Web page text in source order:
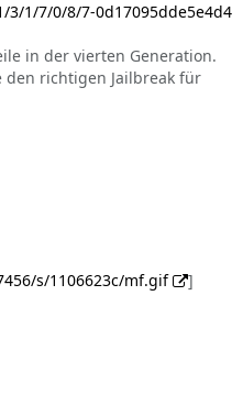
1/7/0/8/7-0d17095dde5e4d4
in der vierten Generation.
richtigen Jailbreak für
s/1106623c/mf.gif ]